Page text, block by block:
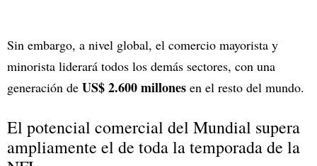
Sin embargo, a nivel global, el comercio mayorista y
minorista liderará todos los demás sectores, con una
generación de US$ 2.600 millones en el resto del mundo.
El potencial comercial del Mundial supera
ampliamente el de toda la temporada de la